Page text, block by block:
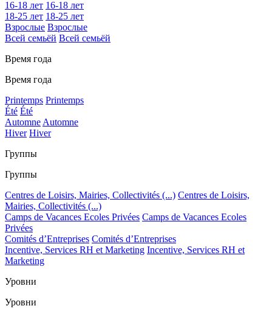
16-18 лет 16-18 лет
18-25 лет 18-25 лет
Взрослые Взрослые
Всей семьёй Всей семьёй
Время года
Время года
Printemps Printemps
Été Été
AutomneAutomne
Hiver Hiver
Группы
Группы
Centres de Loisirs, Mairies, Collectivités (...) Centres de Loisirs,
Mairies, Collectivités (...)
Camps de Vacances Ecoles Privées Camps de Vacances Ecoles
Privées
Comités d’Entreprises Comités d’Entreprises
Incentive, Services RH et Marketing Incentive, Services RH et
Marketing
Уровни
Уровни